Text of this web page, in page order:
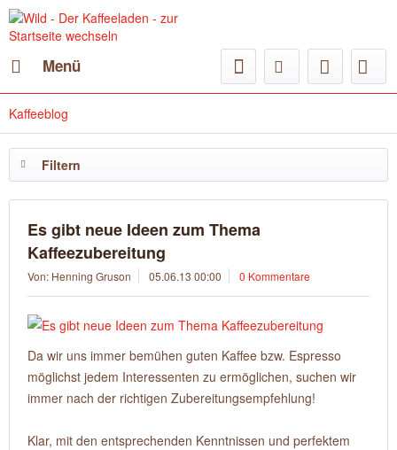
Menü
Kaffeeblog
Filtern
Es gibt neue Ideen zum Thema
Kaffeezubereitung
Von: Henning Gruson 05.06.13 00:00 0 Kommentare
Da wir uns immer bemühen guten Kaffee bzw. Espresso
möglichst jedem Interessenten zu ermöglichen, suchen wir
immer nach der richtigen Zubereitungsempfehlung!
Klar, mit den entsprechenden Kenntnissen und perfektem